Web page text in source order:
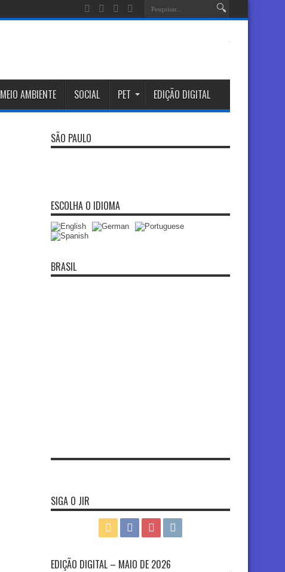
MEIO AMBIENTE SOCIAL PET EDIÇÃO DIGITAL
SÃO PAULO
ESCOLHA O IDIOMA
BRASIL
SIGA O JIR
EDIÇÃO DIGITAL – MAIO DE 2026